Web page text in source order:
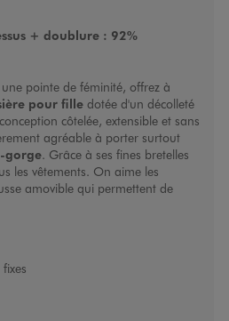
+ doublure : 92%
pointe de féminité, offrez à
pour filledotée d'un décolleté
côtelée, extensible et sans
agréable à porter surtout
gorge. Grâce à ses fines bretelles
les vêtements. On aime les
amovible qui permettent de